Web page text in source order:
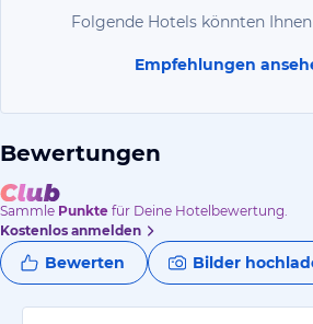
Folgende Hotels könnten
Empfehlungen
Bewertungen
Sammle Punkte für Deine Hotelbewertung.
Kostenlos anmelden
Bewerten Bilder